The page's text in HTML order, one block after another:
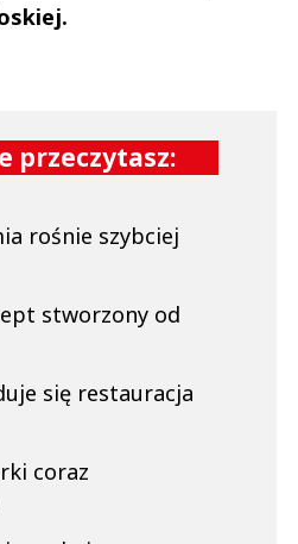
przeczytasz:
rośnie szybciej
stworzony od
się restauracja
coraz